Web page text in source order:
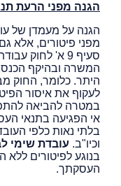
הגנה מפני הרעת
הגנה על מעמדן של
מפני פיטורים, אלא
סעיף 9 א' לחוק
המשרה ובהיקף
היתר. כלומר, החוק
לעקוף את איסור
במטרה להביאה
אי הפגיעה בתנאי
בלתי נאות כלפי
וכיו"ב. עובדת שימי
בנוגע לפיטורים ללא
העסקתך.